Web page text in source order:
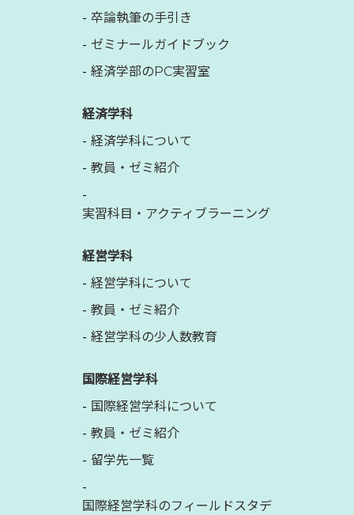
卒論執筆の手引き
ゼミナールガイドブック
経済学部のPC実習室
経済学科
経済学科について
教員・ゼミ紹介
実習科目・アクティブラーニング
経営学科
経営学科について
教員・ゼミ紹介
経営学科の少人数教育
国際経営学科
国際経営学科について
教員・ゼミ紹介
留学先一覧
国際経営学科のフィールドスタデ